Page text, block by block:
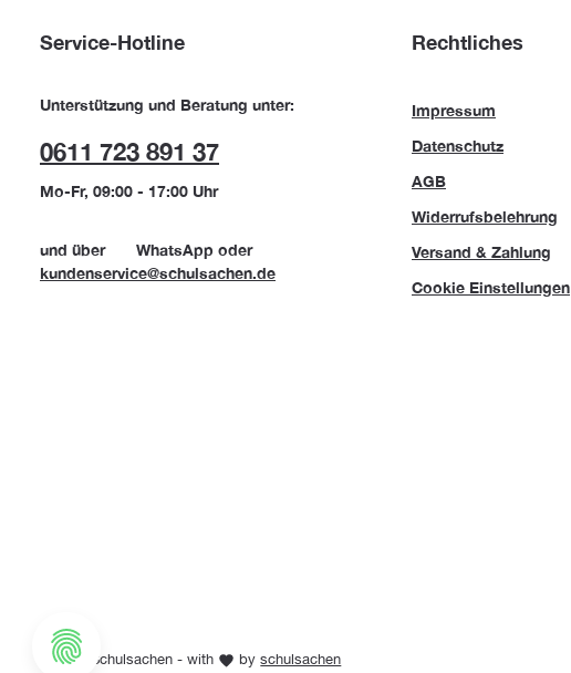
Service-Hotline
Unterstützung und Beratung unter:
0611 723 891 37
Mo-Fr, 09:00 - 17:00 Uhr
und über WhatsApp oder
kundenservice@schulsachen.de
Rechtliches
Impressum
Datenschutz
AGB
Widerrufsbelehrung
Versand & Zahlung
Cookie Einstellungen
© 2026 Schulsachen - with byschulsachen